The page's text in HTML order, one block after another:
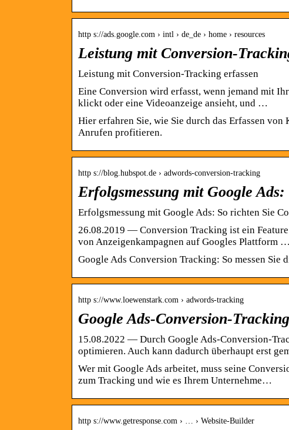
http s://ads.google.com › intl › de_de › home › resources
Leistung mit Conversion-
Leistung mit Conversion-Tracking erfassen
Eine Conversion wird erfasst, wenn jemand mit
klickt oder eine Videoanzeige ansieht, und …
Hier erfahren Sie, wie Sie durch das Erfassen
Anrufen profitieren.
http s://blog.hubspot.de › adwords-conversion-tracking
Erfolgsmessung mit Google
Erfolgsmessung mit Google Ads: So richten Sie
26.08.2019 — Conversion Tracking ist ein
von Anzeigenkampagnen auf Googles Plattform …
Google Ads Conversion Tracking: So messen Sie
http s://www.loewenstark.com › adwords-tracking
Google Ads-Conversion-
15.08.2022 — Durch Google Ads-Conversion-
optimieren. Auch kann dadurch überhaupt erst
Wer mit Google Ads arbeitet, muss seine
zum Tracking und wie es Ihrem Unternehme…
http s://www.getresponse.com › … › Website-Builder